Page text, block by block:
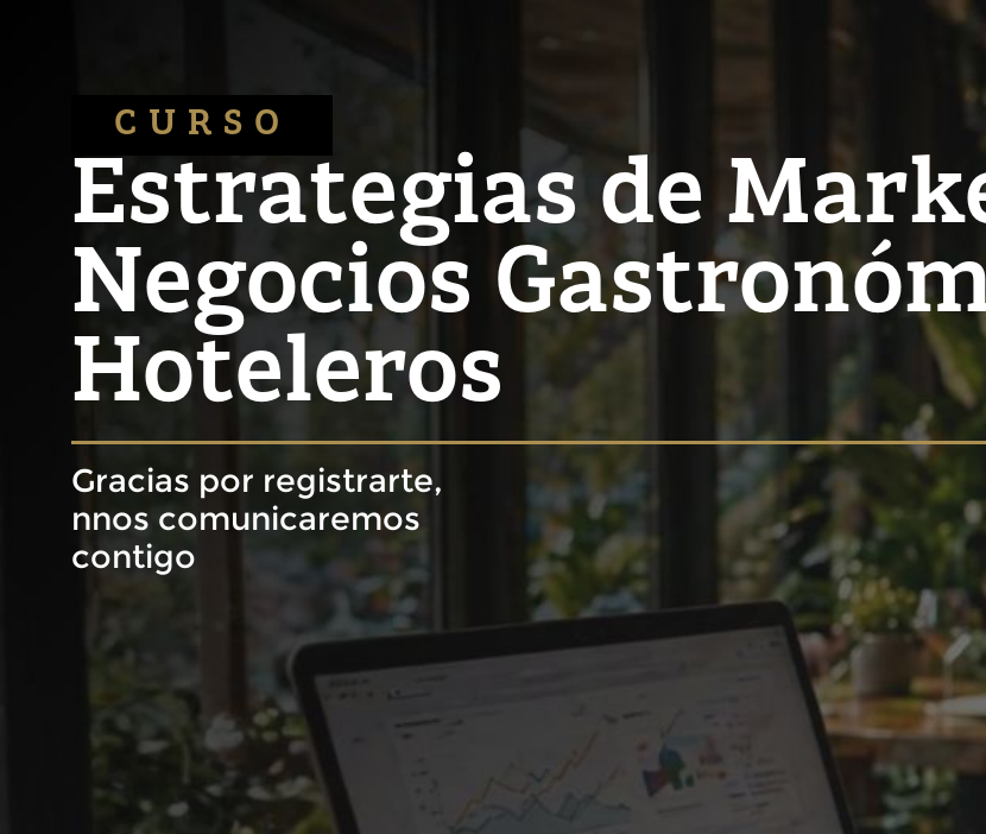
CURSO
Estrategias de
Negocios
Hoteleros
Gracias por registrarte,
nnos comunicaremos
contigo